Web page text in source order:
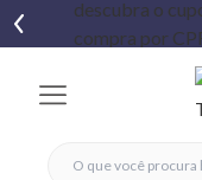
fechar menu
fechar menu
favoritos